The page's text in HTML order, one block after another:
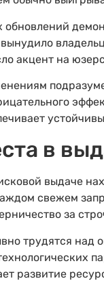
акцент на
в
выдаче
свежем
за
трудятся над
развитие